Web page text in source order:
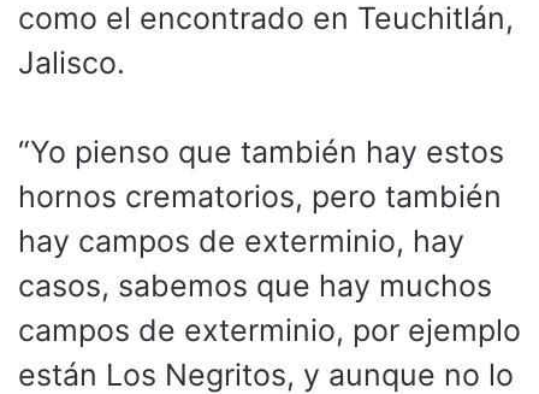
como el encontrado en Teuchitlán,
Jalisco.
“Yo pienso que también hay estos
hornos crematorios, pero también
hay campos de exterminio, hay
casos, sabemos que hay muchos
campos de exterminio, por ejemplo
están Los Negritos, y aunque no lo